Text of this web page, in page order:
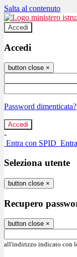
Salta al contenuto
Accedi
Accedi
button close ×
Password dimenticata?
-
Entra con SPID
Seleziona utente
button close ×
Recupero
button close ×
all'indirizzo indicato con